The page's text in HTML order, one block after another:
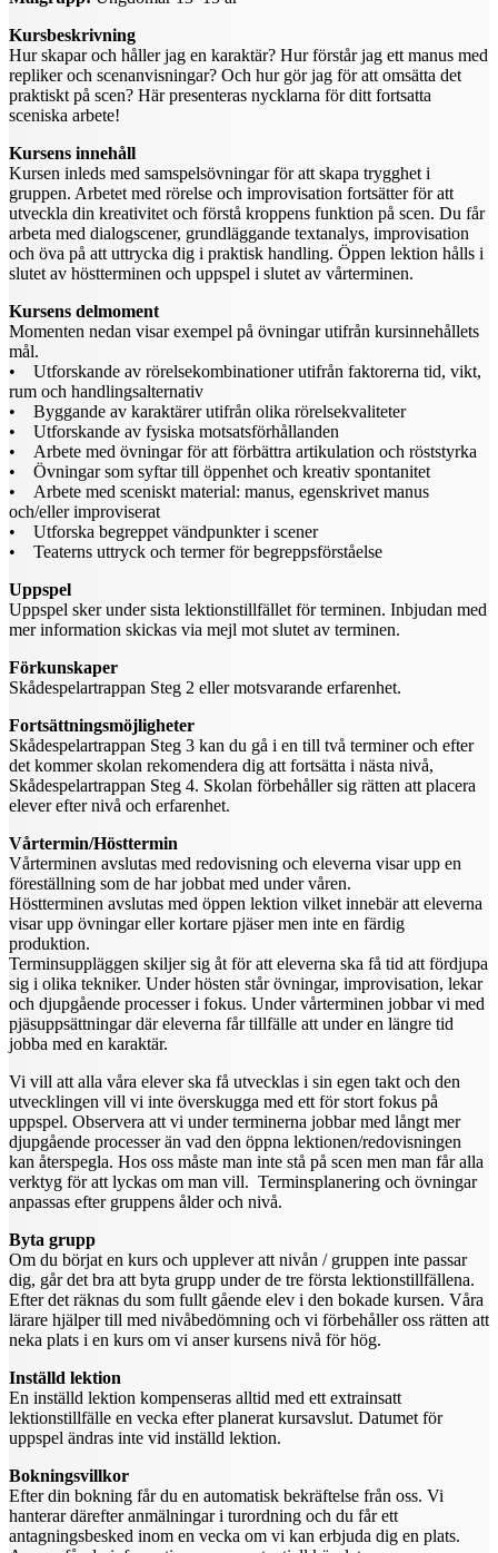
Kursbeskrivning
Hur skapar och håller jag en karaktär? Hur förstår jag ett manus med
repliker och scenanvisningar? Och hur gör jag för att omsätta det
praktiskt på scen? Här presenteras nycklarna för ditt fortsatta
sceniska arbete!
Kursens innehåll
Kursen inleds med samspelsövningar för att skapa trygghet i
gruppen. Arbetet med rörelse och improvisation fortsätter för att
utveckla din kreativitet och förstå kroppens funktion på scen. Du får
arbeta med dialogscener, grundläggande textanalys, improvisation
och öva på att uttrycka dig i praktisk handling. Öppen lektion hålls i
slutet av höstterminen och uppspel i slutet av vårterminen.
Kursens delmoment
Momenten nedan visar exempel på övningar utifrån kursinnehållets
mål.
• Utforskande av rörelsekombinationer utifrån faktorerna tid, vikt,
rum och handlingsalternativ
• Byggande av karaktärer utifrån olika rörelsekvaliteter
• Utforskande av fysiska motsatsförhållanden
• Arbete med övningar för att förbättra artikulation och röststyrka
• Övningar som syftar till öppenhet och kreativ spontanitet
• Arbete med sceniskt material: manus, egenskrivet manus
och/eller improviserat
• Utforska begreppet vändpunkter i scener
• Teaterns uttryck och termer för begreppsförståelse
Uppspel
Uppspel sker under sista lektionstillfället för terminen. Inbjudan med
mer information skickas via mejl mot slutet av terminen.
Förkunskaper
Skådespelartrappan Steg 2 eller motsvarande erfarenhet.
Fortsättningsmöjligheter
Skådespelartrappan Steg 3 kan du gå i en till två terminer och efter
det kommer skolan rekomendera dig att fortsätta i nästa nivå,
Skådespelartrappan Steg 4. Skolan förbehåller sig rätten att placera
elever efter nivå och erfarenhet.
Vårtermin/Hösttermin
Vårterminen avslutas med redovisning och eleverna visar upp en
föreställning som de har jobbat med under våren.
Höstterminen avslutas med öppen lektion vilket innebär att eleverna
visar upp övningar eller kortare pjäser men inte en färdig
produktion.
Terminsuppläggen skiljer sig åt för att eleverna ska få tid att fördjupa
sig i olika tekniker. Under hösten står övningar, improvisation, lekar
och djupgående processer i fokus. Under vårterminen jobbar vi med
pjäsuppsättningar där eleverna får tillfälle att under en längre tid
jobba med en karaktär.
Vi vill att alla våra elever ska få utvecklas i sin egen takt och den
utvecklingen vill vi inte överskugga med ett för stort fokus på
uppspel. Observera att vi under terminerna jobbar med långt mer
djupgående processer än vad den öppna lektionen/redovisningen
kan återspegla. Hos oss måste man inte stå på scen men man får alla
verktyg för att lyckas om man vill. Terminsplanering och övningar
anpassas efter gruppens ålder och nivå.
Byta grupp
Om du börjat en kurs och upplever att nivån / gruppen inte passar
dig, går det bra att byta grupp under de tre första lektionstillfällena.
Efter det räknas du som fullt gående elev i den bokade kursen. Våra
lärare hjälper till med nivåbedömning och vi förbehåller oss rätten att
neka plats i en kurs om vi anser kursens nivå för hög.
Inställd lektion
En inställd lektion kompenseras alltid med ett extrainsatt
lektionstillfälle en vecka efter planerat kursavslut. Datumet för
uppspel ändras inte vid inställd lektion.
Bokningsvillkor
Efter din bokning får du en automatisk bekräftelse från oss. Vi
hanterar därefter anmälningar i turordning och du får ett
antagningsbesked inom en vecka om vi kan erbjuda dig en plats.